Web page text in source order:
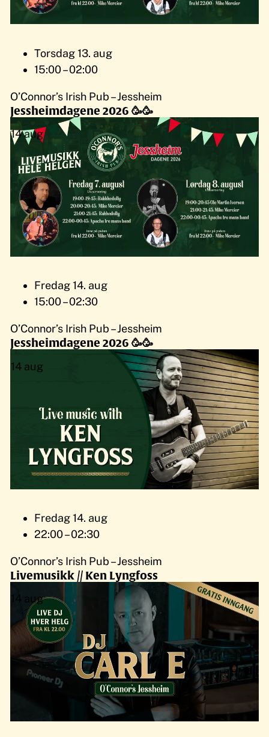
Torsdag 13. aug
15:00 – 02:00
O’Connor’s Irish Pub – Jessheim
Jessheimdagene 2026 🥳🥳
14aug
Fredag 14. aug
15:00 – 02:30
O’Connor’s Irish Pub – Jessheim
Jessheimdagene 2026 🥳🥳
14 aug
Fredag 14. aug
22:00 – 02:30
O’Connor’s Irish Pub – Jessheim
Livemusikk // Ken Lyngfoss
aug